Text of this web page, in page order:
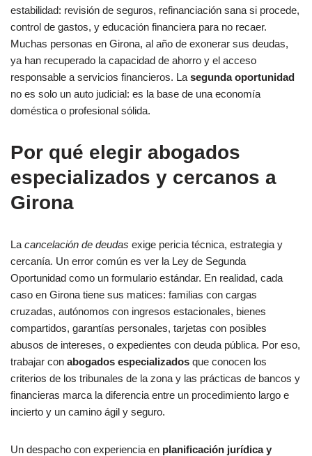
estabilidad: revisión de seguros, refinanciación sana si procede,
control de gastos, y educación financiera para no recaer.
Muchas personas en Girona, al año de exonerar sus deudas,
ya han recuperado la capacidad de ahorro y el acceso
responsable a servicios financieros. La segunda oportunidad
no es solo un auto judicial: es la base de una economía
doméstica o profesional sólida.
Por qué elegir abogados
especializados y cercanos a
Girona
La cancelación de deudas exige pericia técnica, estrategia y
cercanía. Un error común es ver la Ley de Segunda
Oportunidad como un formulario estándar. En realidad, cada
caso en Girona tiene sus matices: familias con cargas
cruzadas, autónomos con ingresos estacionales, bienes
compartidos, garantías personales, tarjetas con posibles
abusos de intereses, o expedientes con deuda pública. Por eso,
trabajar con abogados especializados que conocen los
criterios de los tribunales de la zona y las prácticas de bancos y
financieras marca la diferencia entre un procedimiento largo e
incierto y un camino ágil y seguro.
Un despacho con experiencia en planificación jurídica y